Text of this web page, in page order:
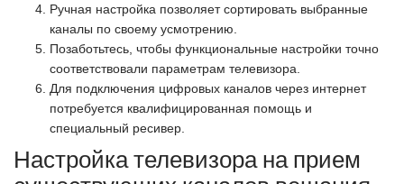
Ручная настройка позволяет сортировать выбранные
каналы по своему усмотрению.
Позаботьтесь, чтобы функциональные настройки точно
соответствовали параметрам телевизора.
Для подключения цифровых каналов через интернет
потребуется квалифицированная помощь и
специальный ресивер.
Настройка телевизора на прием